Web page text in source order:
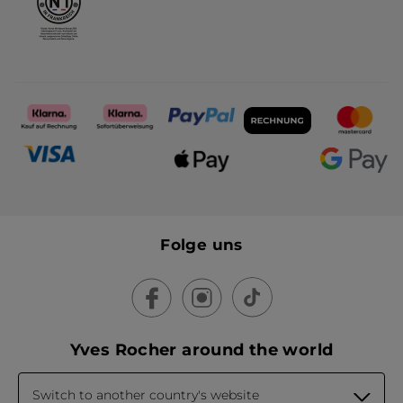
Folge uns
Yves Rocher around the world
Switch to another country's website